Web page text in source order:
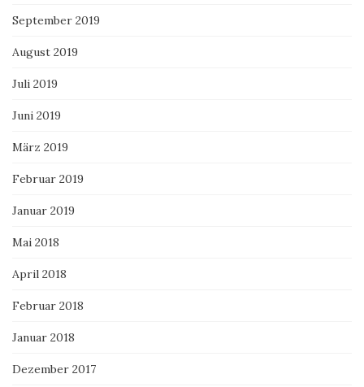
September 2019
August 2019
Juli 2019
Juni 2019
März 2019
Februar 2019
Januar 2019
Mai 2018
April 2018
Februar 2018
Januar 2018
Dezember 2017